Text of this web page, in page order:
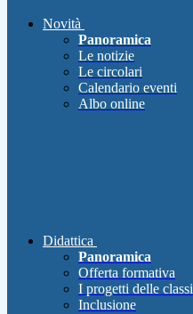
Novità
Panoramica
Le notizie
Le circolari
Calendario eventi
Albo online
Didattica
Panoramica
Offerta formativa
I progetti delle classi
Inclusione